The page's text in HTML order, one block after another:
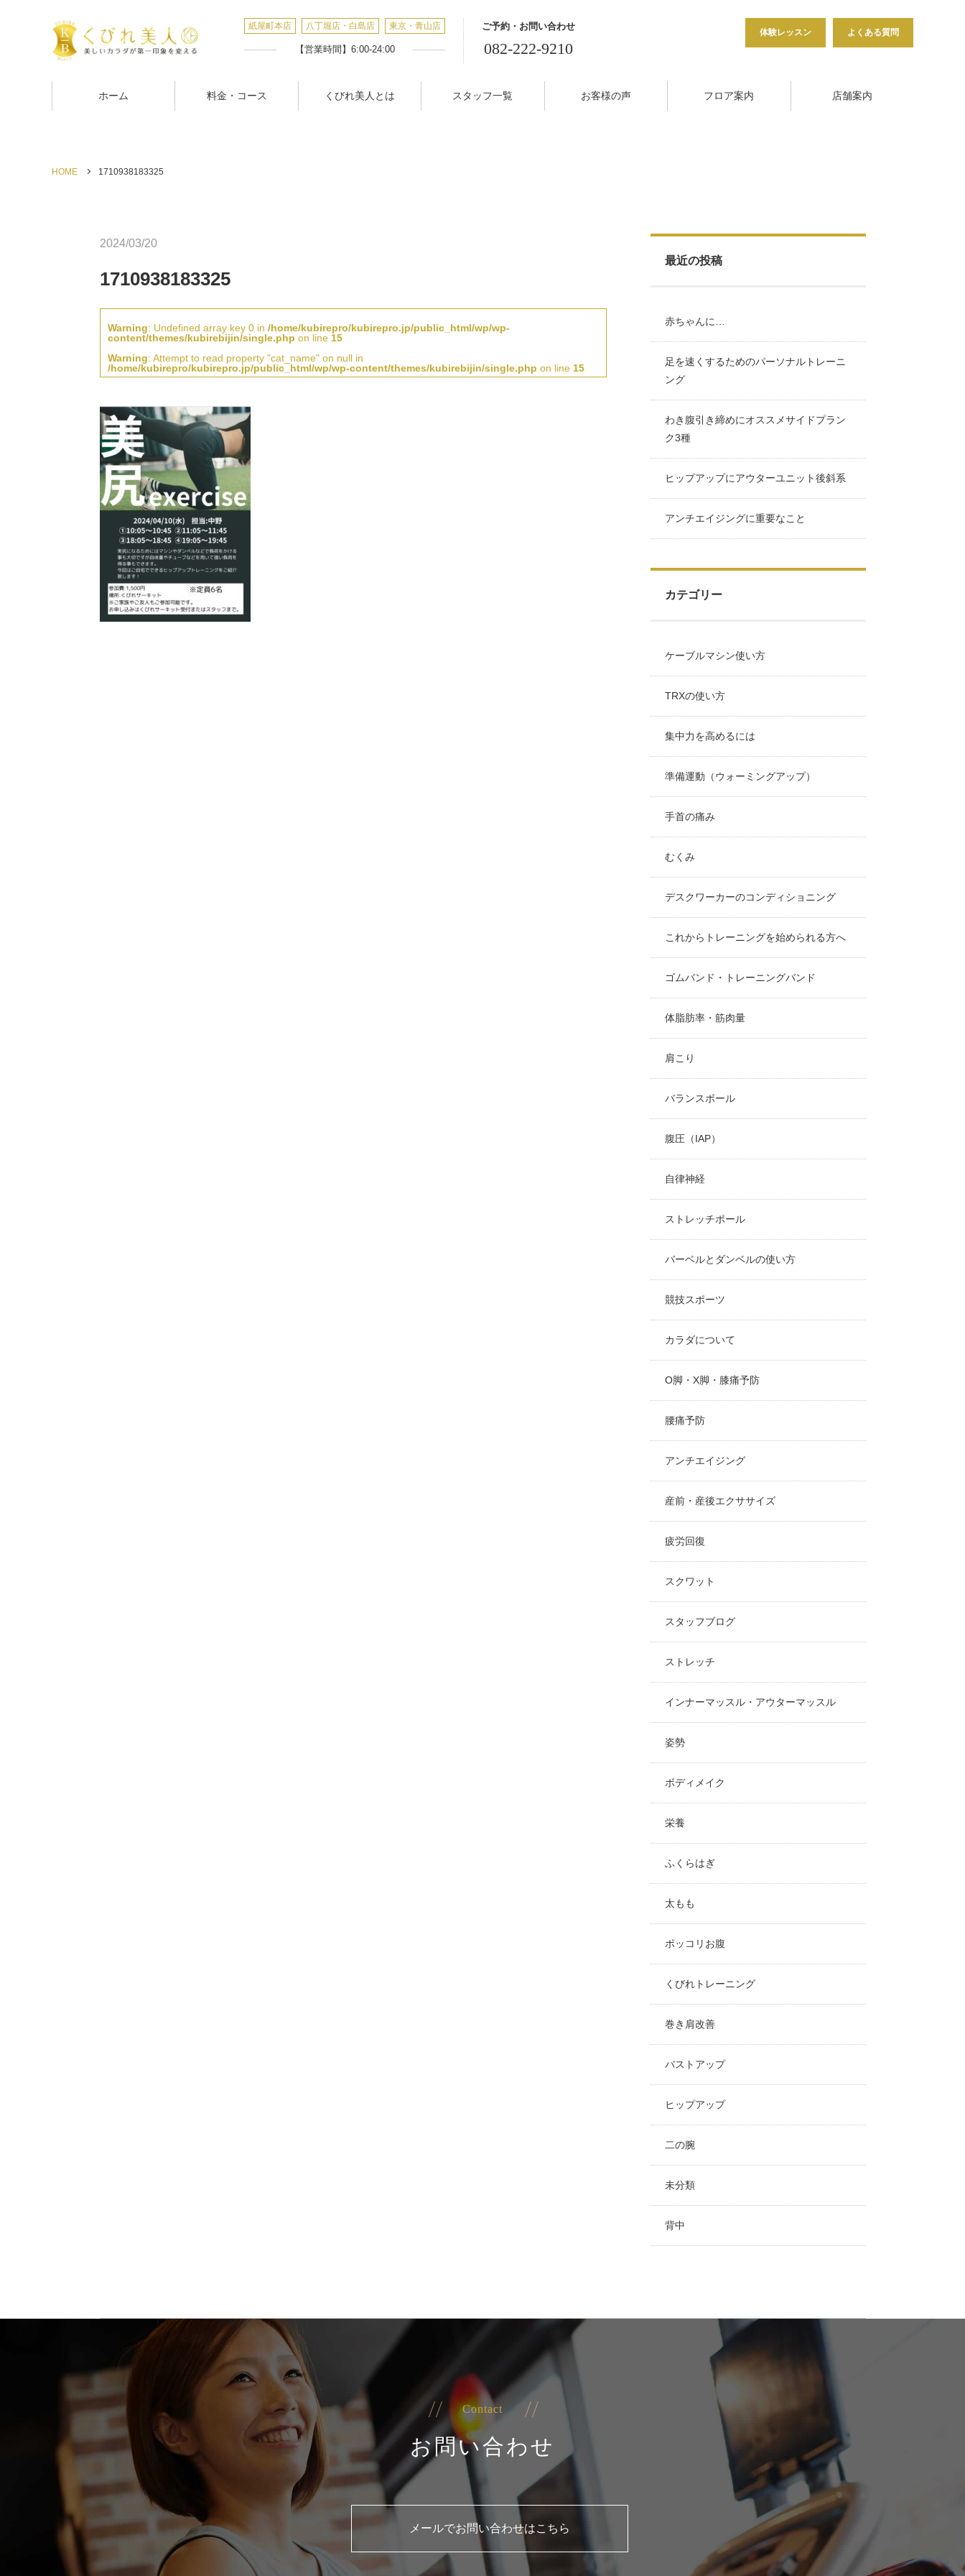
紙屋町本店 八丁堀店・白島店 東京・青山店
【営業時間】6:00-24:00
ご予約・お問い合わせ
082-222-9210
体験レッスン よくある質問
ホーム 料金・コース くびれ美人とは スタッフ一覧 お客様の声 フロア案内 店舗案内
HOME 1710938183325
2024/03/20
1710938183325
Warning: Undefined array key 0 in /home/kubirepro/kubirepro.jp/public_html/wp/wp-
content/themes/kubirebijin/single.php on line 15
Warning: Attempt to read property "cat_name" on null in
/home/kubirepro/kubirepro.jp/public_html/wp/wp-content/themes/kubirebijin/single.php on line 15
最近の投稿
赤ちゃんに…
足を速くするためのパーソナルトレーニ
ング
わき腹引き締めにオススメサイドプラン
ク3種
ヒップアップにアウターユニット後斜系
アンチエイジングに重要なこと
カテゴリー
ケーブルマシン使い方
TRXの使い方
集中力を高めるには
準備運動（ウォーミングアップ）
手首の痛み
むくみ
デスクワーカーのコンディショニング
これからトレーニングを始められる方へ
ゴムバンド・トレーニングバンド
体脂肪率・筋肉量
肩こり
バランスボール
腹圧（IAP）
自律神経
ストレッチポール
バーベルとダンベルの使い方
競技スポーツ
カラダについて
O脚・X脚・膝痛予防
腰痛予防
アンチエイジング
産前・産後エクササイズ
疲労回復
スクワット
スタッフブログ
ストレッチ
インナーマッスル・アウターマッスル
姿勢
ボディメイク
栄養
ふくらはぎ
太もも
ポッコリお腹
くびれトレーニング
巻き肩改善
バストアップ
ヒップアップ
二の腕
未分類
背中
Contact
お問い合わせ
メールでお問い合わせはこちら